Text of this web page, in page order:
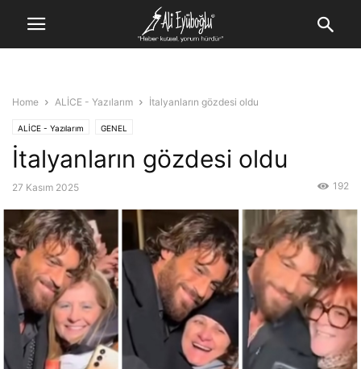
Home ALİCE - Yazılarım İtalyanların gözdesi oldu
ALİCE - Yazılarım GENEL
İtalyanların gözdesi oldu
27 Kasım 2025 192